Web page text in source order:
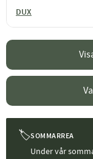
DUX
🏷SOMMARREA
Under vår